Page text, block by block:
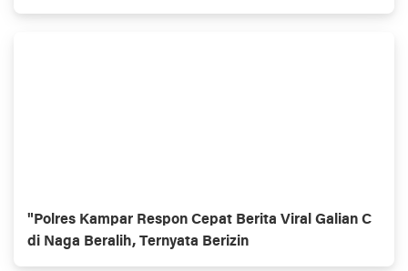
Berkedok OKP
"Polres Kampar Respon Cepat Berita Viral Galian C
di Naga Beralih, Ternyata Berizin